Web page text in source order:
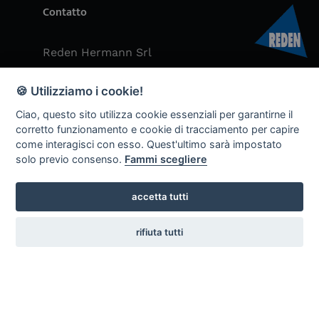
Contatto
Reden Hermann Srl
Zona Artigianale 44, 39030 Chienes BZ
(Magazzino)
🍪 Utilizziamo i cookie!
Ciao, questo sito utilizza cookie essenziali per garantirne il
corretto funzionamento e cookie di tracciamento per capire
come interagisci con esso. Quest'ultimo sarà impostato
solo previo consenso. Fammi scegliere
accetta tutti
rifiuta tutti